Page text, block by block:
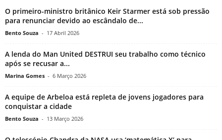
O primeiro-ministro britânico Keir Starmer está sob pressão
para renunciar devido ao escândalo de...
Bento Souza - 17 Abril 2026
A lenda do Man United DESTRUI seu trabalho como técnico
após se recusar a...
Marina Gomes - 6 Março 2026
A equipe de Arbeloa está repleta de jovens jogadores para
conquistar a cidade
Bento Souza - 13 Março 2026